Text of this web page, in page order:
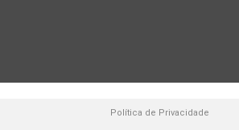
Política de Privacidade